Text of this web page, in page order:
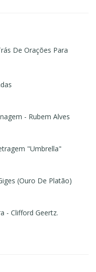
De Orações Para
- Rubem Alves
"Umbrella"
(Ouro De Platão)
- Clifford Geertz.